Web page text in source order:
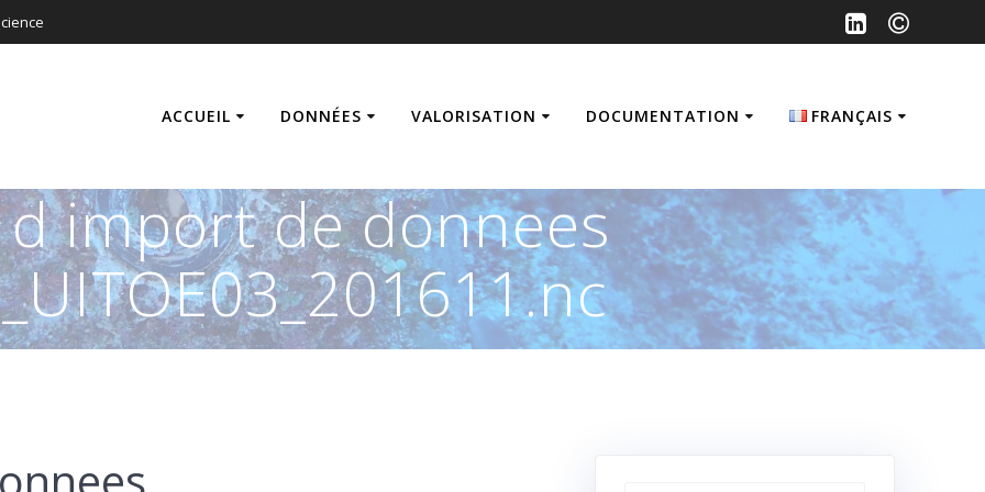
ACCUEIL DONNÉES VALORISATION DOCUMENTATION FRANÇAIS
English
d import de donnees